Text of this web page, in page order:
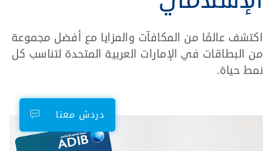
اكتشف عالمًا من المكافآت والمزايا مع أفضل مجموعة
من البطاقات في الإمارات العربية المتحدة لتناسب كل
نمط حياة.
دردش معنا